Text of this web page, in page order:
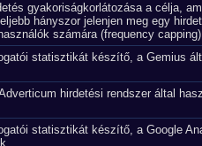
gyakoriságkorlátozása a célja,
hányszor jelenjen meg egy
számára (frequency capping)
statisztikát készítő, a Gemius
hirdetési rendszer által
statisztikát készítő, a Google